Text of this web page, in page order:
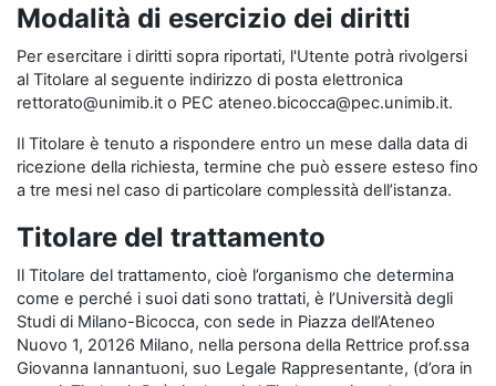
Modalità di esercizio dei diritti
Per esercitare i diritti sopra riportati, l'Utente potrà rivolgersi
al Titolare al seguente indirizzo di posta elettronica
rettorato@unimib.it o PEC ateneo.bicocca@pec.unimib.it.
Il Titolare è tenuto a rispondere entro un mese dalla data di
ricezione della richiesta, termine che può essere esteso fino
a tre mesi nel caso di particolare complessità dell’istanza.
Titolare del trattamento
Il Titolare del trattamento, cioè l’organismo che determina
come e perché i suoi dati sono trattati, è l’Università degli
Studi di Milano-Bicocca, con sede in Piazza dell’Ateneo
Nuovo 1, 20126 Milano, nella persona della Rettrice prof.ssa
Giovanna Iannantuoni, suo Legale Rappresentante, (d’ora in